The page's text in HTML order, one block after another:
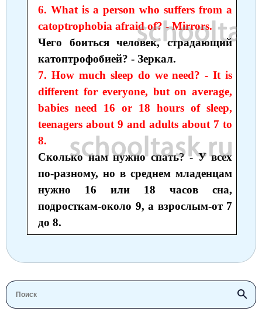
6. What is a person who suffers from a
catoptrophobia afraid of? - Mirrors.
Чего боиться человек, страдающий
катоптрофобией? - Зеркал.
7. How much sleep do we need? - It is
different for everyone, but on average,
babies need 16 or 18 hours of sleep,
teenagers about 9 and adults about 7 to
8.
Сколько нам нужно спать? - У всех
по-разному, но в среднем младенцам
нужно 16 или 18 часов сна,
подросткам-около 9, а взрослым-от 7
до 8.